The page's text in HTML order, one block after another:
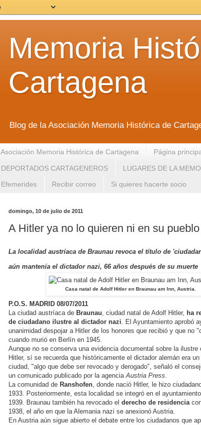
Memoria
Cartagena
Blog de la Asociación Memoria Histórica de
Asociación Memoria Histórica de Cartagena Página
DEPORTADOS CARTAGENEROS LUGARES DE LA
Efemerides Recibir correo Si quieres hacerte socio
domingo, 10 de julio de 2011
A Hitler ya no lo quieren ni en su
La localidad austríaca de Braunau revoca el título de
aún mantenía el dictador nazi, 66 años después de su muerte
Casa natal de Adolf Hitler en Braunau am Inn, Austria.
P.O.S. MADRID 08/07/2011
La ciudad austríaca de Braunau, ciudad natal de Adolf Hitler, ha
de ciudadano ilustre al dictador nazi. El Ayuntamiento aprobó
unanimidad despojar a Hitler de los honores que recibió y que no
cuando murió en Berlín en 1945.
Aunque no se conserva una evidencia documental sobre la ilustre
Hitler, sí se recuerda que históricamente el dictador alemán era
ciudad, "algo que debe ser revocado y derogado", señaló el
un comunicado publicado por la agenciaAustria Press.
La comunidad de Ranshofen, donde nació Hitler, le hizo
1933. Posteriormente, esta localidad se integró en el
1939. Braunau también ha revocado el derecho de residencia
1938, el año en que la Alemania nazi se anexionó Austria.
En Austria aún sigue abierto el debate entre los ciudadanos que